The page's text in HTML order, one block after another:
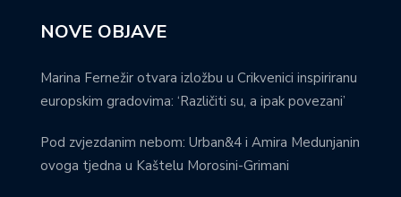
NOVE OBJAVE
Marina Fernežir otvara izložbu u Crikvenici inspiriranu
europskim gradovima: ‘Različiti su, a ipak povezani’
Pod zvjezdanim nebom: Urban&4 i Amira Medunjanin
ovoga tjedna u Kaštelu Morosini-Grimani